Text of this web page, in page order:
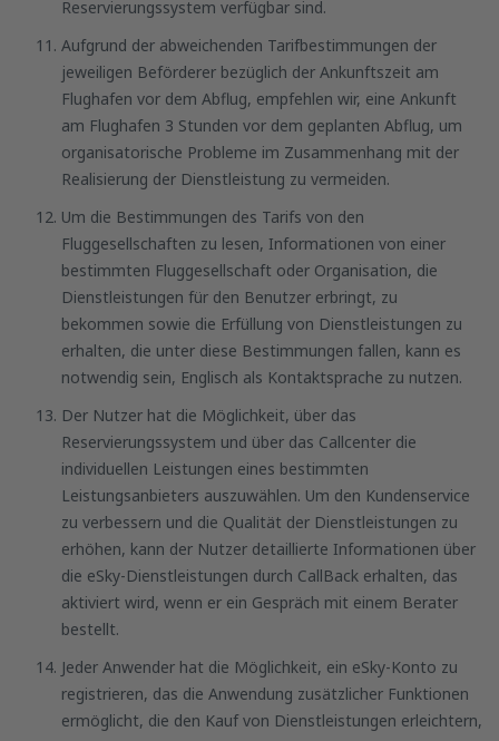
Reservierungssystem verfügbar sind.
Aufgrund der abweichenden Tarifbestimmungen der
jeweiligen Beförderer bezüglich der Ankunftszeit am
Flughafen vor dem Abflug, empfehlen wir, eine Ankunft
am Flughafen 3 Stunden vor dem geplanten Abflug, um
organisatorische Probleme im Zusammenhang mit der
Realisierung der Dienstleistung zu vermeiden.
Um die Bestimmungen des Tarifs von den
Fluggesellschaften zu lesen, Informationen von einer
bestimmten Fluggesellschaft oder Organisation, die
Dienstleistungen für den Benutzer erbringt, zu
bekommen sowie die Erfüllung von Dienstleistungen zu
erhalten, die unter diese Bestimmungen fallen, kann es
notwendig sein, Englisch als Kontaktsprache zu nutzen.
Der Nutzer hat die Möglichkeit, über das
Reservierungssystem und über das Callcenter die
individuellen Leistungen eines bestimmten
Leistungsanbieters auszuwählen. Um den Kundenservice
zu verbessern und die Qualität der Dienstleistungen zu
erhöhen, kann der Nutzer detaillierte Informationen über
die eSky-Dienstleistungen durch CallBack erhalten, das
aktiviert wird, wenn er ein Gespräch mit einem Berater
bestellt.
Jeder Anwender hat die Möglichkeit, ein eSky-Konto zu
registrieren, das die Anwendung zusätzlicher Funktionen
ermöglicht, die den Kauf von Dienstleistungen erleichtern,